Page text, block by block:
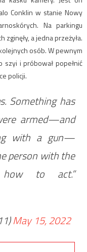
Conklin w stanie Nowy
Na parkingu
zginęły, a jedna przeżyła.
osób. W pewnym
szyi i próbował popełnić
policji.
Something has
armed—and
with a gun—
person with the
to act.”
May 15, 2022